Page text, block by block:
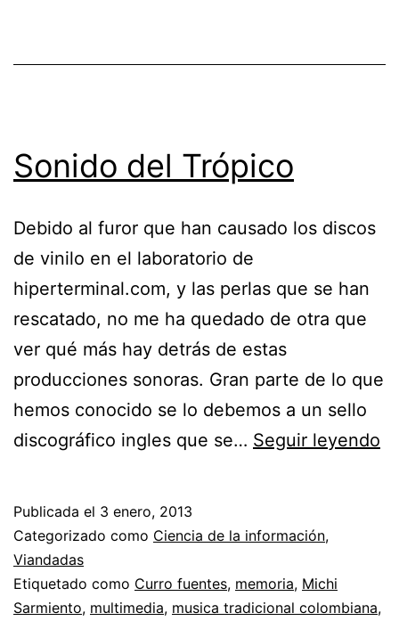
Sonido del Trópico
Debido al furor que han causado los discos
de vinilo en el laboratorio de
hiperterminal.com, y las perlas que se han
rescatado, no me ha quedado de otra que
ver qué más hay detrás de estas
producciones sonoras. Gran parte de lo que
hemos conocido se lo debemos a un sello
discográfico ingles que se… Seguir leyendo
Publicada el 3 enero, 2013
Categorizado como Ciencia de la información,
Viandadas
Etiquetado como Curro fuentes, memoria, Michi
Sarmiento, multimedia, musica tradicional colombiana,